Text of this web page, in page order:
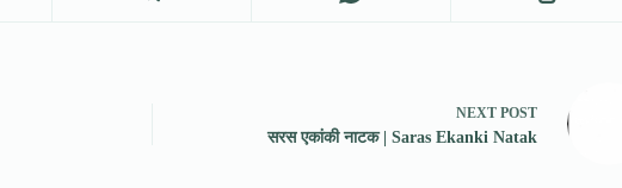
NEXT POST
सरस एकांकी नाटक | Saras Ekanki Natak